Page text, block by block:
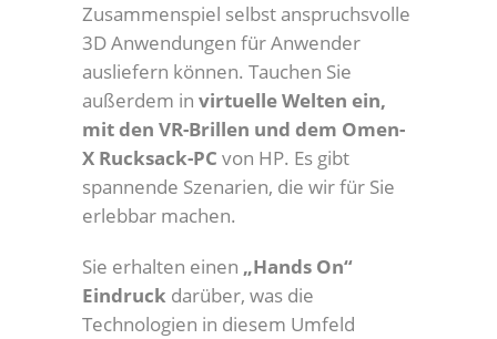
Zusammenspiel selbst anspruchsvolle
3D Anwendungen für Anwender
ausliefern können. Tauchen Sie
außerdem in virtuelle Welten ein,
mit den VR-Brillen und dem Omen-
X Rucksack-PC von HP. Es gibt
spannende Szenarien, die wir für Sie
erlebbar machen.
Sie erhalten einen „Hands On“
Eindruck darüber, was die
Technologien in diesem Umfeld